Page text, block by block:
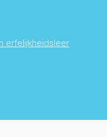
erfelijkheidsleer